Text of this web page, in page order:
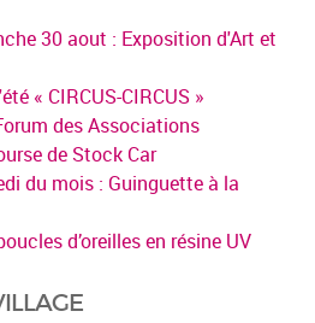
30 aout : Exposition d'Art et
« CIRCUS-CIRCUS »
des Associations
de Stock Car
du mois : Guinguette à la
d’oreilles en résine UV